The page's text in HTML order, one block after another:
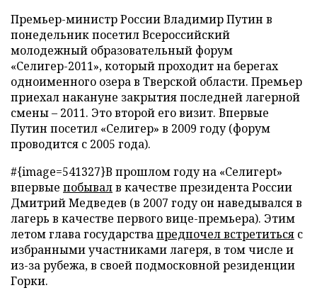
Премьер-министр России Владимир Путин в
понедельник посетил Всероссийский
молодежный образовательный форум
«Селигер-2011», который проходит на берегах
одноименного озера в Тверской области. Премьер
приехал накануне закрытия последней лагерной
смены – 2011. Это второй его визит. Впервые
Путин посетил «Селигер» в 2009 году (форум
проводится с 2005 года).
#{image=541327}В прошлом году на «Селигерt»
впервые побывалв качестве президента России
Дмитрий Медведев (в 2007 году он наведывался в
лагерь в качестве первого вице-премьера). Этим
летом глава государствапредпочел встретиться с
избранными участниками лагеря, в том числе и
из-за рубежа, в своей подмосковной резиденции
Горки.